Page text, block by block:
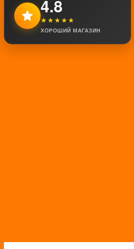
4.8
★★★★★
ХОРОШИЙ МАГАЗИН